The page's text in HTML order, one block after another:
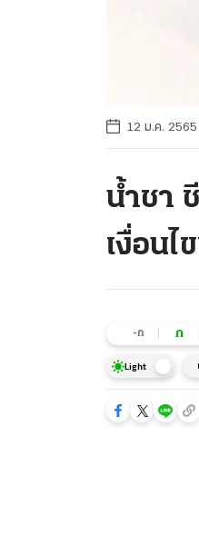
12 ม.ค. 2565
น้ำชา
เงื่อนไ
-ก ก
Light